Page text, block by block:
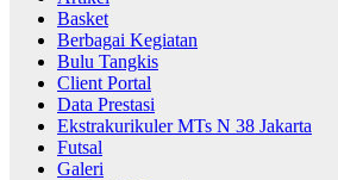
Basket
Berbagai Kegiatan
Bulu Tangkis
Client Portal
Data Prestasi
Ekstrakurikuler MTs N 38 Jakarta
Futsal
Galeri